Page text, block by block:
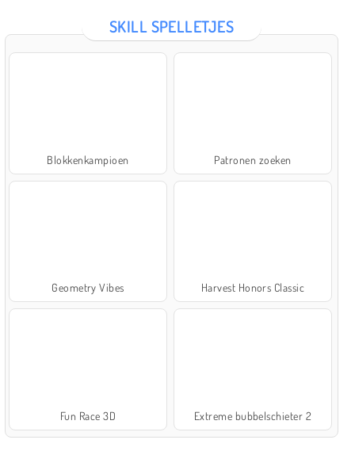
SKILL SPELLETJES
Blokkenkampioen Patronen zoeken
Geometry Vibes Harvest Honors Classic
Fun Race 3D Extreme bubbelschieter 2